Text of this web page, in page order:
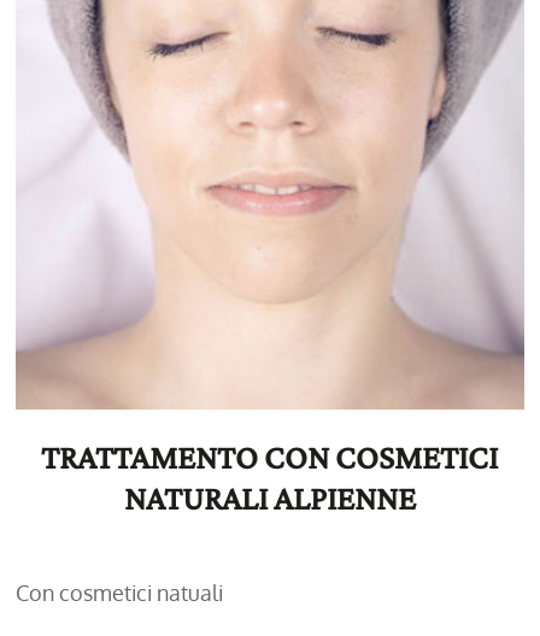
TRATTAMENTO CON COSMETICI
NATURALI ALPIENNE
Con cosmetici natuali